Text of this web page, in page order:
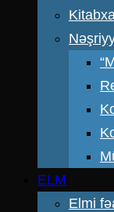
ELM
Elmi